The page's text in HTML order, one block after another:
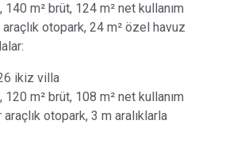
m² brüt, 124 m² net kullanım
otopark, 24 m² özel havuz
ikiz villa
m² brüt, 108 m² net kullanım
otopark, 3 m aralıklarla